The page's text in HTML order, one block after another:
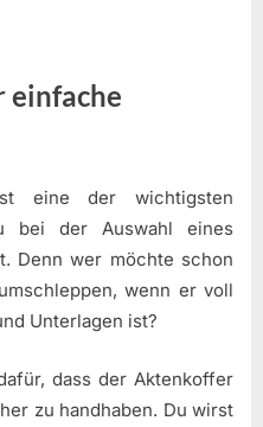
einfache
eine der wichtigsten
bei der Auswahl eines
Denn wer möchte schon
wenn er voll
Unterlagen ist?
dass der Aktenkoffer
zu handhaben. Du wirst